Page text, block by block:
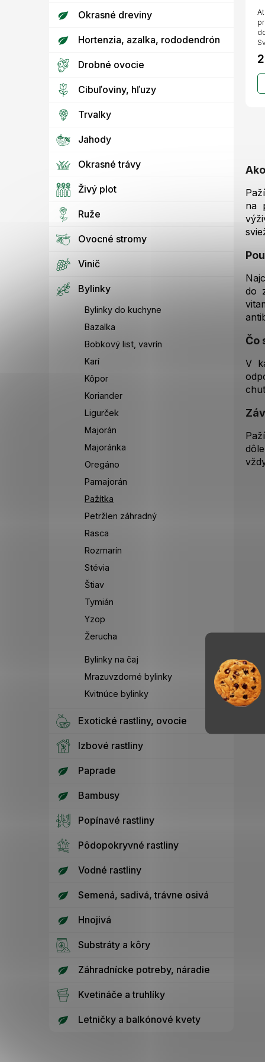
Okrasné dreviny
Hortenzia, azalka, rododendrón
Drobné ovocie
Cibuľoviny, hľuzy
Trvalky
Jahody
Okrasné trávy
Živý plot
Ruže
Ovocné stromy
Vinič
Bylinky
Bylinky do kuchyne
Bazalka
Bobkový list, vavrín
Karí
Kôpor
Koriander
Ligurček
Majorán
Majoránka
Oregáno
Pamajorán
Pažítka
Petržlen záhradný
Rasca
Rozmarín
Stévia
Štiav
Tymián
Yzop
Žerucha
Bylinky na čaj
Mrazuvzdorné bylinky
Kvitnúce bylinky
Exotické rastliny, ovocie
Izbové rastliny
Paprade
Bambusy
Popínavé rastliny
Pôdopokryvné rastliny
Vodné rastliny
Semená, sadivá, trávne osivá
Hnojivá
Substráty a kôry
Záhradnícke potreby, náradie
Kvetináče a truhlíky
Letničky a balkónové kvety
na
do
Čo
V